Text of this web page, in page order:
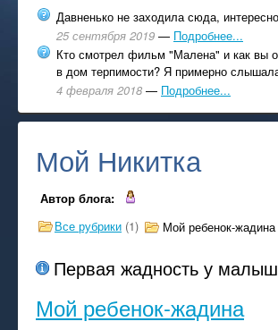
Давненько не заходила сюда,
25 сентября 2019 — Подробнее...
Кто смотрел фильм "Малена" и как вы
в дом терпимости? Я примерно
4 февраля 2018 — Подробнее...
Мой Никитка
Автор блога:
Все рубрики (1) Мой ребенок-жадина
Первая жадность у
Мой ребенок-жадина